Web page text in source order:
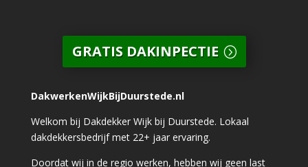
GRATIS DAKINPECTIE
DakwerkenWijkBijDuurstede.nl
Welkom bij Dakdekker Wijk bij Duurstede. Lokaal
dakdekkersbedrijf met 22+ jaar ervaring.
Doordat wij in de regio werken, hebben wij geen last